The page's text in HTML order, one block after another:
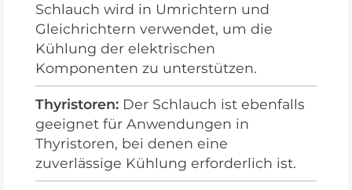
Schlauch wird in Umrichtern und
Gleichrichtern verwendet, um die
Kühlung der elektrischen
Komponenten zu unterstützen.
Thyristoren: Der Schlauch ist ebenfalls
geeignet für Anwendungen in
Thyristoren, bei denen eine
zuverlässige Kühlung erforderlich ist.